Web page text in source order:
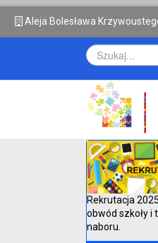
A leja Bolesława
Rekrutacja
obwód szkoły i
naboru.